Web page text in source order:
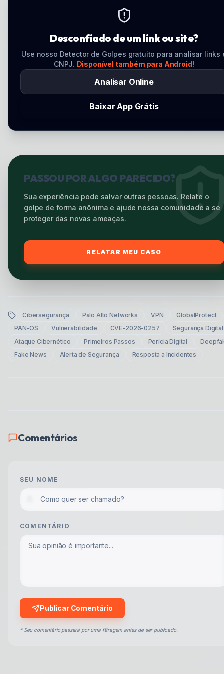
Desconfiado de um link ou site?
Use nosso Detector de Golpes gratuito para analisar links
CNPJ. Disponível também para Android!
Analisar Online
Baixar App Grátis
PASSOU POR ALGO PARECIDO?
Sua experiência pode salvar outras pessoas. Relate o
golpe de forma anônima e ajude nossa comunidade a se
proteger das novas ameaças.
RELATAR MEU CASO
Cibersegurança Palo Alto Networks VPN
GlobalProtect
PAN-OS
Vulnerabilidade CVE-2026-0257
Segurança Digital
Ataque Cibernético
Primeiros Passos Perícia Digital
Fake News
Alerta de Segurança Resposta a Incidentes
Comentários
SEU NOME
COMENTÁRIO
Publicar Comentário
* Seu comentário passará por uma filtragem antes de ser publicado.